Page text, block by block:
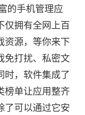
的手机管理应
仅拥有全网上百
资源，等你来下
免打扰、私密文
时，软件集成了
榜单让应用整齐
了可以通过它安